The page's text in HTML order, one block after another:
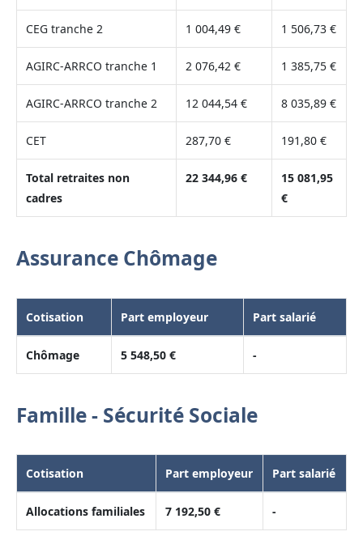
CEG tranche 2 1 004,49 € 1 506,73 €
AGIRC-ARRCO tranche 1 2 076,42 € 1 385,75 €
AGIRC-ARRCO tranche 2 12 044,54 € 8 035,89 €
CET 287,70 € 191,80 €
Total retraites non
cadres
22 344,96 €
15 081,95
€
Assurance Chômage
Cotisation Part employeur Part salarié
Chômage 5 548,50 € -
Famille - Sécurité Sociale
Cotisation Part employeur Part salarié
Allocations familiales 7 192,50 € -